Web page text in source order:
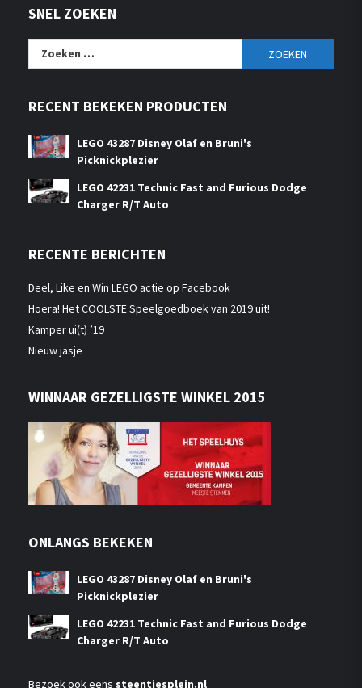
SNEL ZOEKEN
Zoeken
RECENT BEKEKEN PRODUCTEN
LEGO 43287 Disney Olaf en Bruni's
Picknickplezier
LEGO 42231 Technic Fast and Furious Dodge
Charger R/T Auto
RECENTE BERICHTEN
Deel, Like en Win LEGO actie op Facebook
Hoera! Het COOLSTE Speelgoedboek van 2019 uit!
Kamper ui(t) ’19
Nieuw jasje
WINNAAR GEZELLIGSTE WINKEL 2015
ONLANGS BEKEKEN
LEGO 43287 Disney Olaf en Bruni's
Picknickplezier
LEGO 42231 Technic Fast and Furious Dodge
Charger R/T Auto
Bezoek ook eens steentjesplein.nl